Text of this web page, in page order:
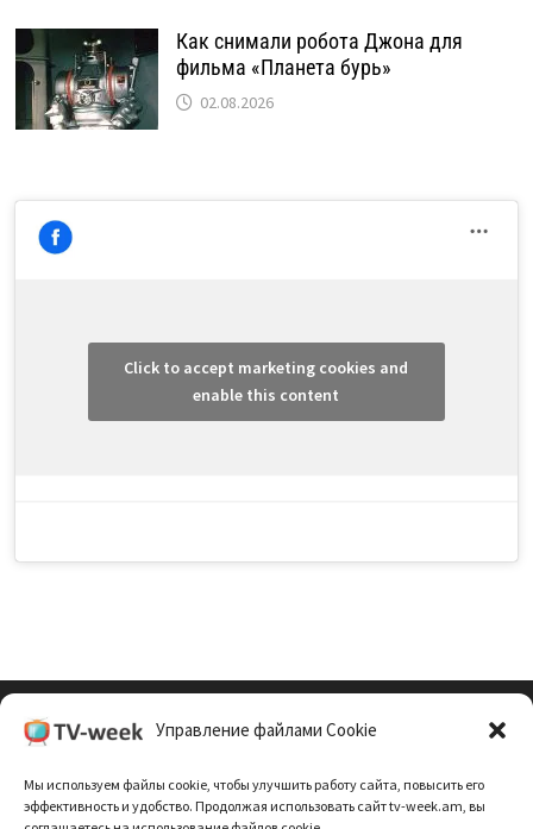
Управление файлами Cookie
Мы используем файлы cookie, чтобы улучшить работу сайта, повысить его
эффективность и удобство. Продолжая использовать сайт tv-week.am, вы
Как снимали робота Джона для
фильма «Планета бурь»
02.08.2026
Click to accept marketing cookies and
enable this content
Политика Конфиденциальности